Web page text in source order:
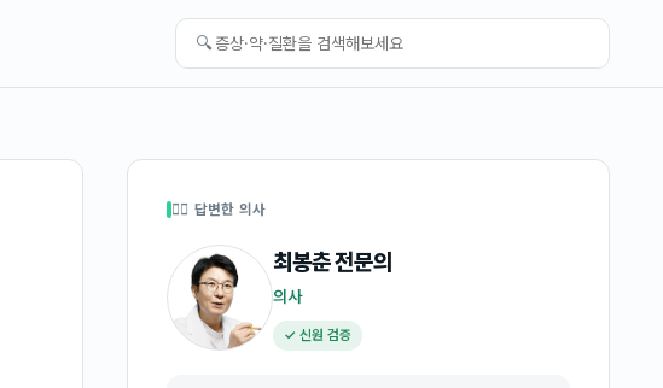
🔍
👩‍⚕️ 답변한 의사
최봉춘전문의
의사
✓ 신원 검증